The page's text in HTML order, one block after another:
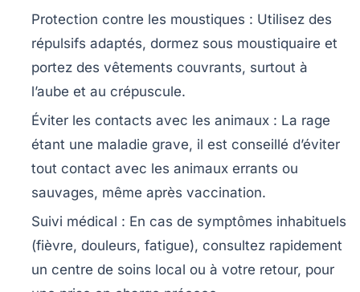
Protection contre les moustiques : Utilisez des
répulsifs adaptés, dormez sous moustiquaire et
portez des vêtements couvrants, surtout à
l’aube et au crépuscule.
Éviter les contacts avec les animaux : La rage
étant une maladie grave, il est conseillé d’éviter
tout contact avec les animaux errants ou
sauvages, même après vaccination.
Suivi médical : En cas de symptômes inhabituels
(fièvre, douleurs, fatigue), consultez rapidement
un centre de soins local ou à votre retour, pour